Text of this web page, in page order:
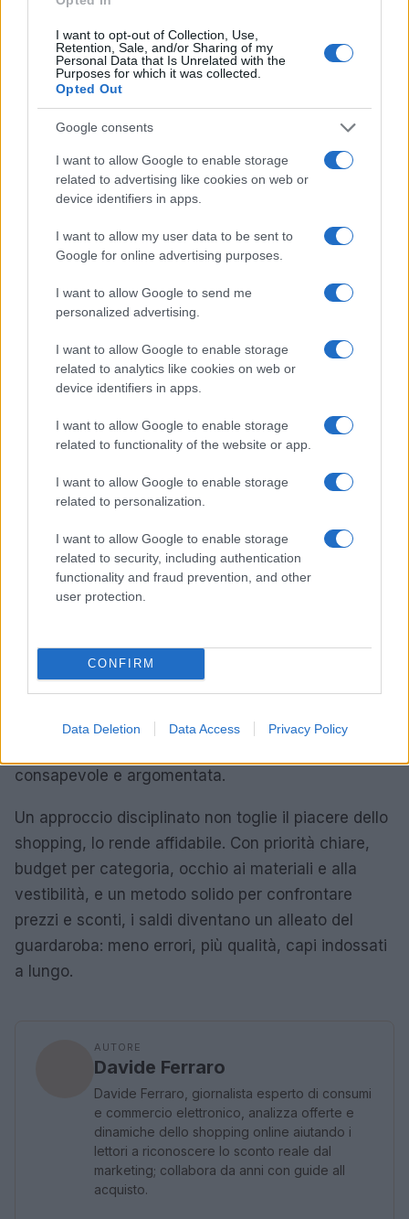
I want to opt-out of Collection, Use,
Retention, Sale, and/or Sharing of my
Personal Data that Is Unrelated with the
Purposes for which it was collected.
Opted Out
Google consents
I want to allow Google to enable storage
related to advertising like cookies on web or
device identifiers in apps.
I want to allow my user data to be sent to
Google for online advertising purposes.
I want to allow Google to send me
personalized advertising.
I want to allow Google to enable storage
related to analytics like cookies on web or
device identifiers in apps.
I want to allow Google to enable storage
related to functionality of the website or app.
I want to allow Google to enable storage
related to personalization.
I want to allow Google to enable storage
related to security, including authentication
functionality and fraud prevention, and other
user protection.
CONFIRM
Data Deletion Data Access Privacy Policy
verificate per online.
Usoalmeno 3 abbinamenti possibili con capi già
posseduti.
Costo per usoprevisione di quante volte verrà
indossato.
Politica di reso
non prioritari.
Approfondimenti: outlet, online e casi
particolari
passate, altri realizzati ad hoc. Il confronto su
codici articolo, materiali e dettagli di confezione
aiuta a capire cosa si sta comprando. Se il prezzo è
molto basso, verificare finiture e composizione con
ancora più attenzione. Online, il vantaggio è
confrontare più rivenditori in pochi minuti; lo
svantaggio è non poter toccare il tessuto. Per
compensare, si cercano foto ravvicinate,
descrizioni dettagliate, recensioni che citino
Esistono eccezioni alla regola dell’evergreen: un
capo carattere può valere l’acquisto se completa
Allo stesso modo, un prezzo moderato per un capo
stagionale può essere sensato se copre un bisogno
preciso e non ha alternative nel guardaroba. Il
punto fermo rimane la coerenza conprioritàe
consapevole e argomentata.
Un approccio disciplinato non toglie il piacere dello
shopping, lo rende affidabile. Con priorità chiare,
budget per categoria, occhio ai materiali e alla
vestibilità, e un metodo solido per confrontare
prezzi e sconti, i saldi diventano un alleato del
guardaroba: meno errori, più qualità, capi indossati
a lungo.
AUTORE
Davide Ferraro
Davide Ferraro, giornalista esperto di consumi
e commercio elettronico, analizza offerte e
dinamiche dello shopping online aiutando i
lettori a riconoscere lo sconto reale dal
marketing; collabora da anni con guide all
acquisto.